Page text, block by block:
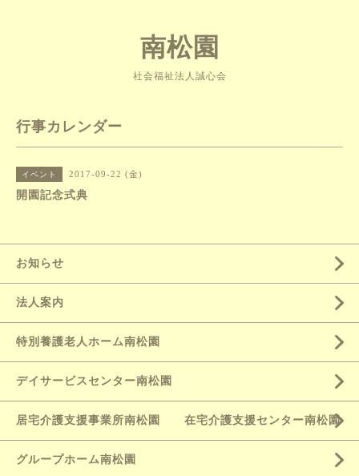
南松園
社会福祉法人誠心会
行事カレンダー
イベント 2017-09-22 (金)
開園記念式典
お知らせ
法人案内
特別養護老人ホーム南松園
デイサービスセンター南松園
居宅介護支援事業所南松園 在宅介護支援センター南松園
グループホーム南松園